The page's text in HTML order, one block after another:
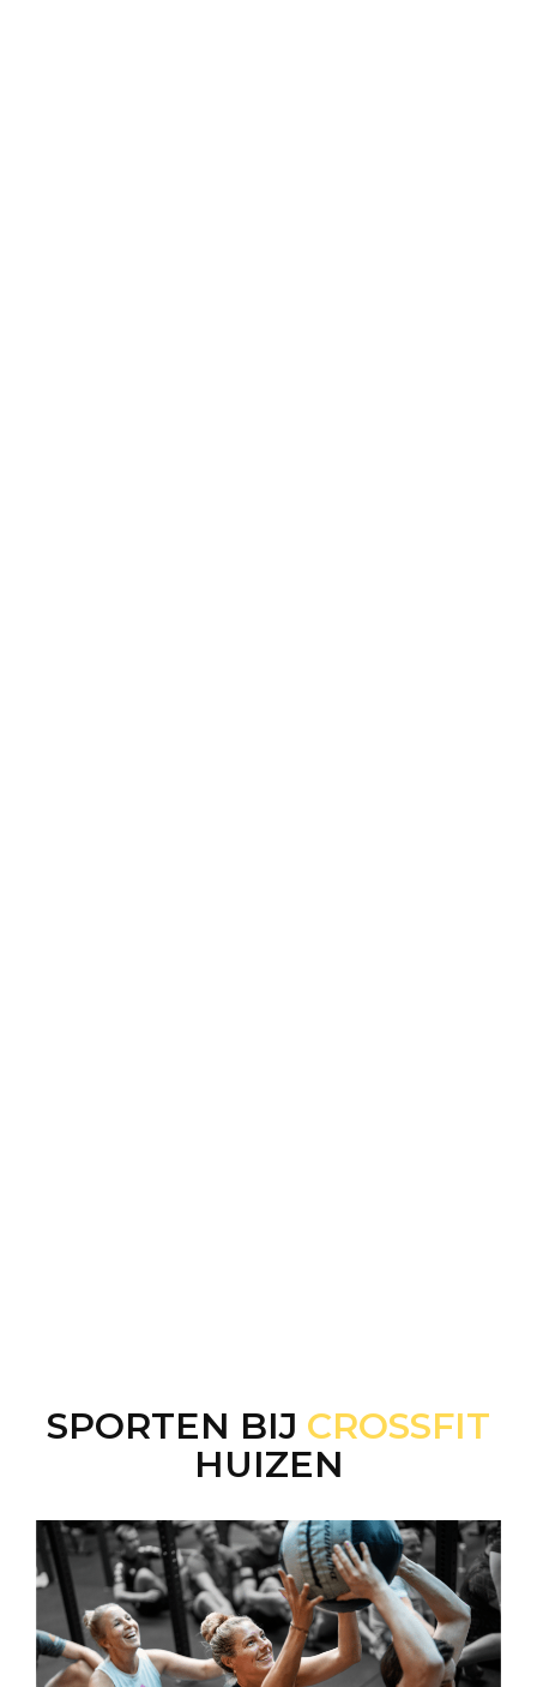
SPORTEN BIJ CROSSFIT
HUIZEN